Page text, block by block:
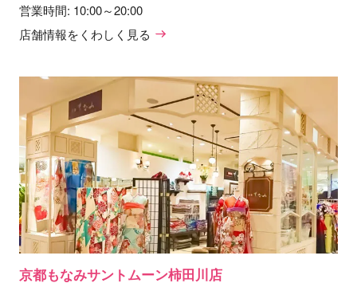
営業時間: 10:00～20:00
店舗情報をくわしく見る
京都もなみサントムーン柿田川店